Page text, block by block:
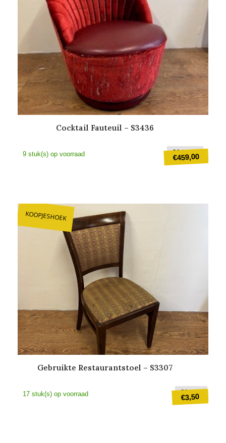
Cocktail Fauteuil – S3436
€649,00
prijs
€459,00
is:
9 stuk(s) op voorraad
KOOPJESHOEK
Gebruikte Restaurantstoel – S3307
€22,50
prijs
€3,50
17 stuk(s) op voorraad